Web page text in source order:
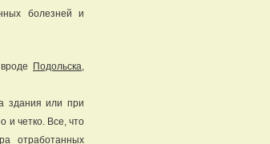
болезней и
Подольска,
здания или при
и четко. Все, что
отработанных